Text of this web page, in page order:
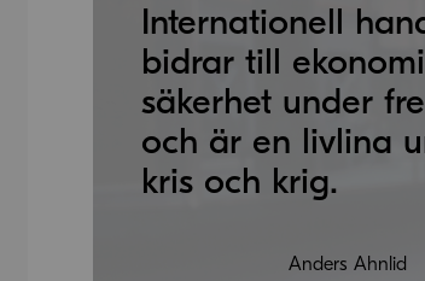
Internationell
bidrar till
säkerhet under
och är en livlina
kris och krig.
Anders Ahnlid